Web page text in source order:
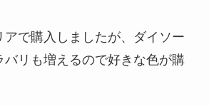
アで購入しましたが、ダイソー
バリも増えるので好きな色が購